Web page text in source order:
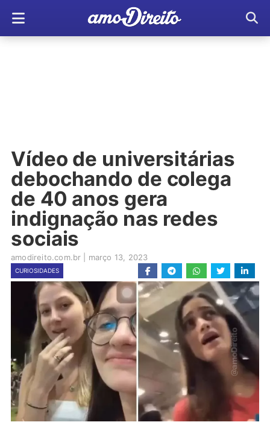
Vídeo de universitárias
debochando de colega
de 40 anos gera
indignação nas redes
sociais
amodireito.com.br março 13, 2023
CURIOSIDADES